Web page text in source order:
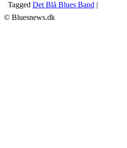
Tagged Det Blå Blues Band |
© Bluesnews.dk